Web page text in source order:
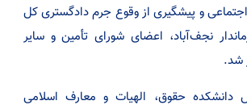
و پیشگیری از وقوع جرم دادگستری کل
نجف‌آباد، اعضای شورای تأمین و سایر
شد.
دانشکده حقوق، الهیات و معارف اسلامی